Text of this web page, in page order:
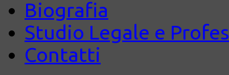
Biografia
Studio Legale e
Contatti